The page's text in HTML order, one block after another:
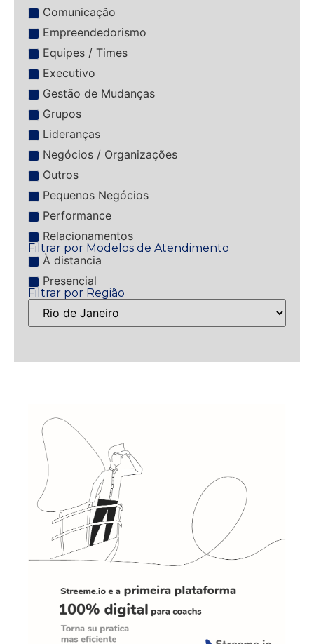
Comunicação
Empreendedorismo
Equipes / Times
Executivo
Gestão de Mudanças
Grupos
Lideranças
Negócios / Organizações
Outros
Pequenos Negócios
Performance
Relacionamentos
Filtrar por Modelos de Atendimento
À distancia
Presencial
Filtrar por Região